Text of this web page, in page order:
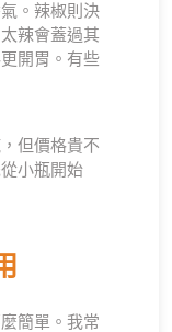
。辣椒則決
辣會蓋過其
開胃。有些
但價格貴不
小瓶開始
簡單。我常